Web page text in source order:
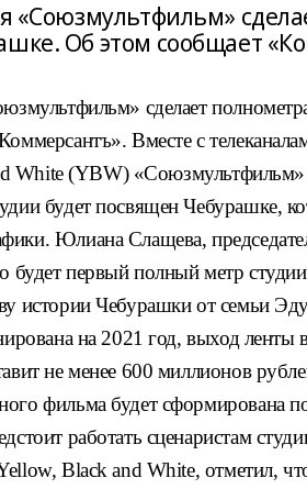
«Союзмультфильм»
Об этом сообщает
сделает
Вместе с
White (YBW) «Союзмультфильм»
будет посвящен Чебурашке,
Юлиана Слащева,
будет первый полный метр
истории Чебурашки от семьи
на 2021 год, выход ленты
не менее 600 миллионов
фильма будет сформирована
работать сценаристам
Black and White, отметил,